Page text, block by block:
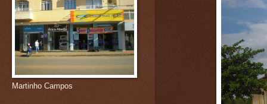
Martinho Campos